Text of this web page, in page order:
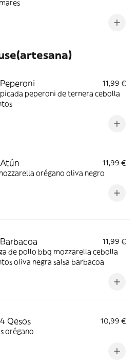
11,99 €
peperoni de ternera cebolla
11,99 €
orégano oliva negro
11,99 €
de pollo bbq mozzarella cebolla
oliva negra salsa barbacoa
Qesos
10,99 €
orégano